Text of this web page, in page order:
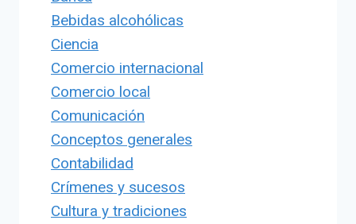
Bebidas alcohólicas
Ciencia
Comercio internacional
Comercio local
Comunicación
Conceptos generales
Contabilidad
Crímenes y sucesos
Cultura y tradiciones